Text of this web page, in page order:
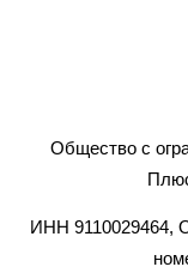
Общество с
ИНН 9110029464,